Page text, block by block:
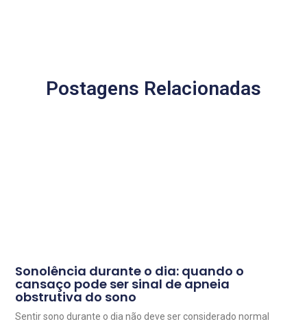
Postagens Relacionadas
Sonolência durante o dia: quando o
cansaço pode ser sinal de apneia
obstrutiva do sono
Sentir sono durante o dia não deve ser considerado normal